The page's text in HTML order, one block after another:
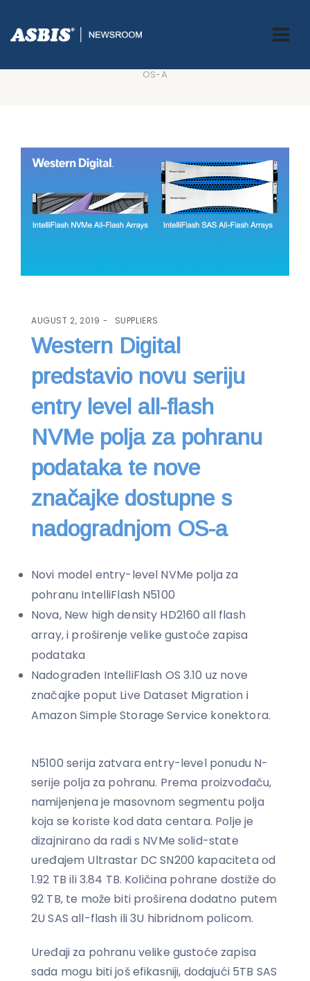
ASBIS.BA>SUPPLIERS> WESTERN DIGITAL PREDSTAVIO NOVU
SERIJU ENTRY LEVEL ALL-FLASH NVME POLJA ZA POHRANU
OS-A
AUGUST 2, 2019 SUPPLIERS
Western Digital
predstavio novu seriju
entry level all-flash
NVMe polja za pohranu
podataka te nove
značajke dostupne s
nadogradnjom OS-a
Novi model entry-level NVMe polja za
pohranu IntelliFlash N5100
Nova, New high density HD2160 all flash
array, i proširenje velike gustoće zapisa
podataka
Nadograđen IntelliFlash OS 3.10 uz nove
značajke poput Live Dataset Migration i
Amazon Simple Storage Service konektora.
N5100 serija zatvara entry-level ponudu N-
serije polja za pohranu. Prema proizvođaču,
namijenjena je masovnom segmentu polja
koja se koriste kod data centara. Polje je
dizajnirano da radi s NVMe solid-state
uređajem Ultrastar DC SN200 kapaciteta od
1.92 TB ili 3.84 TB. Količina pohrane dostiže do
92 TB, te može biti proširena dodatno putem
2U SAS all-flash ili 3U hibridnom policom.
Uređaji za pohranu velike gustoće zapisa
sada mogu biti još efikasniji, dodajući 5TB SAS